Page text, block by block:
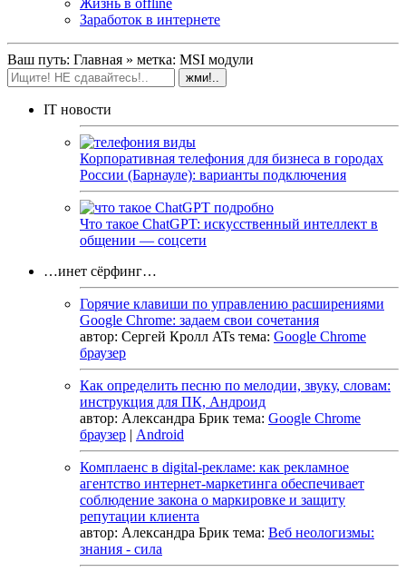
Заработок в интернете
Ваш путь: Главная » метка: MSI модули
IT новости
Корпоративная телефония для бизнеса в городах
России (Барнауле): варианты подключения
Что такое ChatGPT: искусственный интеллект в
общении — соцсети
…инет сёрфинг…
Горячие клавиши по управлению расширениями
Google Chrome: задаем свои сочетания
автор: Сергей Кролл ATs тема: Google Chrome
браузер
Как определить песню по мелодии, звуку, словам:
инструкция для ПК, Андроид
автор: Александра Брик тема: Google Chrome
браузер | Android
Комплаенс в digital-рекламе: как рекламное
агентство интернет-маркетинга обеспечивает
соблюдение закона о маркировке и защиту
репутации клиента
автор: Александра Брик тема: Веб неологизмы:
знания - сила